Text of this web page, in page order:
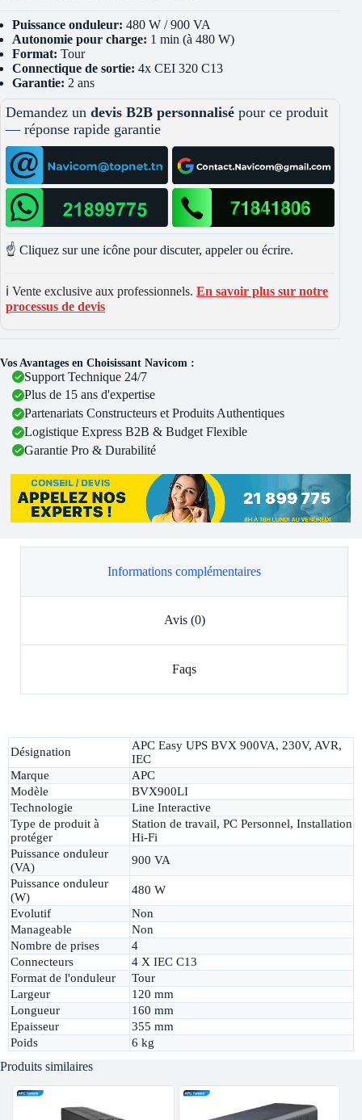
Puissance onduleur: 480 W / 900 VA
Autonomie pour charge: 1 min (à 480 W)
Format: Tour
Connectique de sortie: 4x CEI 320 C13
Garantie: 2 ans
Demandez un devis B2B personnalisé pour ce produit
— réponse rapide garantie
☝️ Cliquez sur une icône pour discuter, appeler ou écrire.
ℹ️ Vente exclusive aux professionnels. En savoir plus sur notre
processus de devis
Vos Avantages en Choisissant Navicom :
Support Technique 24/7
Plus de 15 ans d'expertise
Partenariats Constructeurs et Produits Authentiques
Logistique Express B2B & Budget Flexible
Garantie Pro & Durabilité
Informations complémentaires
Avis (0)
Faqs
Désignation
APC Easy UPS BVX 900VA, 230V, AVR,
IEC
Marque
APC
Modèle
BVX900LI
Technologie
Line Interactive
Type de produit à
protéger
Station de travail, PC Personnel, Installation
Hi-Fi
Puissance onduleur
(VA)
900 VA
Puissance onduleur
(W)
480 W
Evolutif
Non
Manageable
Non
Nombre de prises
4
Connecteurs
4 X IEC C13
Format de l'onduleur
Tour
Largeur
120 mm
Longueur
160 mm
Epaisseur
355 mm
Poids
6 kg
Produits similaires